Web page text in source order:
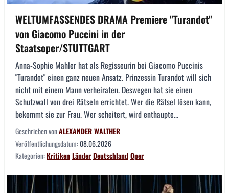
WELTUMFASSENDES DRAMA Premiere "Turandot"
von Giacomo Puccini in der
Staatsoper/STUTTGART
Anna-Sophie Mahler hat als Regisseurin bei Giacomo Puccinis
"Turandot" einen ganz neuen Ansatz. Prinzessin Turandot will sich
nicht mit einem Mann verheiraten. Deswegen hat sie einen
Schutzwall von drei Rätseln errichtet. Wer die Rätsel lösen kann,
bekommt sie zur Frau. Wer scheitert, wird enthaupte...
Geschrieben vonALEXANDER WALTHER
Veröffentlichungsdatum:08.06.2026
Kategorien:KritikenLänderDeutschlandOper